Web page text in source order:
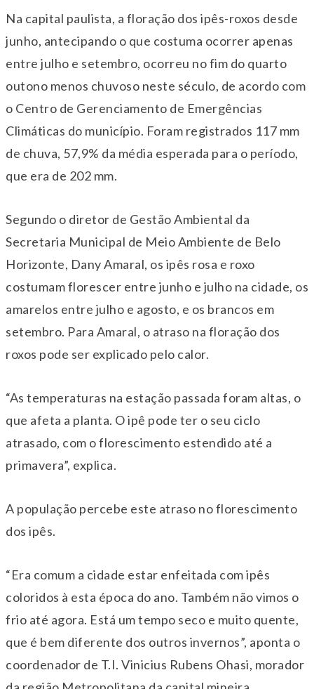
Na capital paulista, a floração dos ipês-roxos desde
junho, antecipando o que costuma ocorrer apenas
entre julho e setembro, ocorreu no fim do quarto
outono menos chuvoso neste século, de acordo com
o Centro de Gerenciamento de Emergências
Climáticas do município. Foram registrados 117 mm
de chuva, 57,9% da média esperada para o período,
que era de 202 mm.
Segundo o diretor de Gestão Ambiental da
Secretaria Municipal de Meio Ambiente de Belo
Horizonte, Dany Amaral, os ipês rosa e roxo
costumam florescer entre junho e julho na cidade, os
amarelos entre julho e agosto, e os brancos em
setembro. Para Amaral, o atraso na floração dos
roxos pode ser explicado pelo calor.
“As temperaturas na estação passada foram altas, o
que afeta a planta. O ipê pode ter o seu ciclo
atrasado, com o florescimento estendido até a
primavera”, explica.
A população percebe este atraso no florescimento
dos ipês.
“Era comum a cidade estar enfeitada com ipês
coloridos à esta época do ano. Também não vimos o
frio até agora. Está um tempo seco e muito quente,
que é bem diferente dos outros invernos”, aponta o
coordenador de T.I. Vinicius Rubens Ohasi, morador